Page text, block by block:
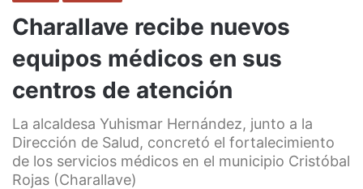
Charallave recibe nuevos
equipos médicos en sus
centros de atención
La alcaldesa Yuhismar Hernández, junto a la
Dirección de Salud, concretó el fortalecimiento
de los servicios médicos en el municipio Cristóbal
Rojas (Charallave)